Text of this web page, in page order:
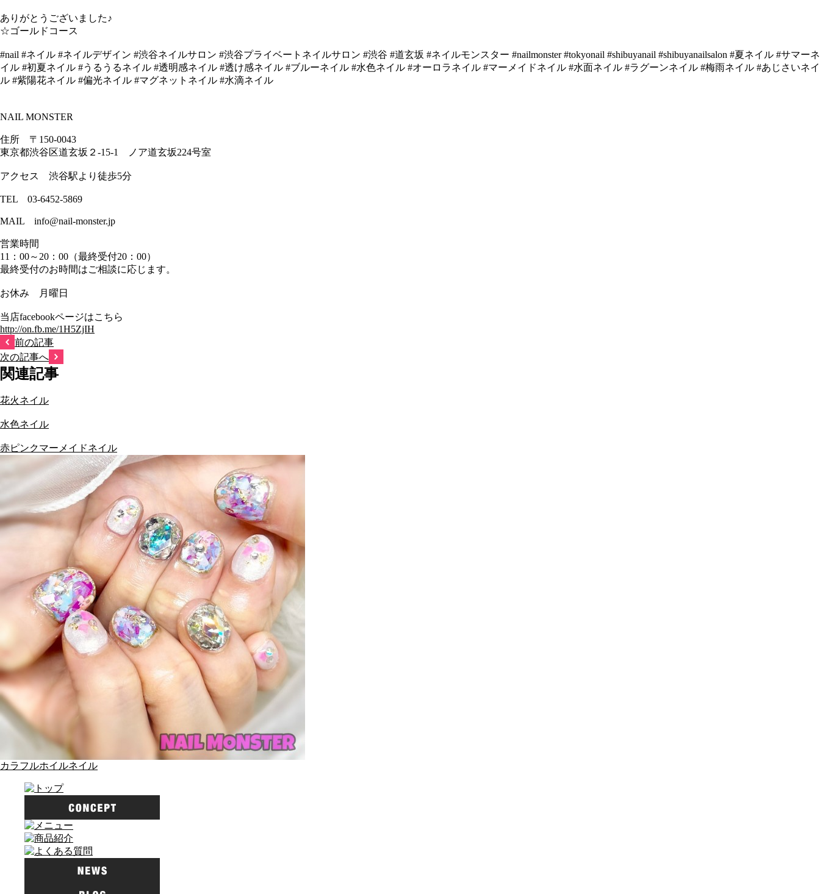
ありがとうございました♪
☆ゴールドコース
#nail #ネイル #ネイルデザイン #渋谷ネイルサロン #渋谷プライベートネイルサロン #渋谷 #道玄坂 #ネイルモンスター #nailmonster #tokyonail #shibuyanail #shibuyanailsalon #夏ネイル #サマーネ
イル #初夏ネイル #うるうるネイル #透明感ネイル #透け感ネイル #ブルーネイル #水色ネイル #オーロラネイル #マーメイドネイル #水面ネイル #ラグーンネイル #梅雨ネイル #あじさいネイ
ル #紫陽花ネイル #偏光ネイル #マグネットネイル #水滴ネイル
NAIL MONSTER
住所 〒150-0043
東京都渋谷区道玄坂２-15-1 ノア道玄坂224号室
アクセス 渋谷駅より徒歩5分
TEL 03-6452-5869
MAIL info@nail-monster.jp
営業時間
11：00～20：00（最終受付20：00）
最終受付のお時間はご相談に応じます。
お休み 月曜日
当店facebookページはこちら
http://on.fb.me/1H5ZjIH
前の記事
次の記事へ
関連記事
花火ネイル
水色ネイル
赤ピンクマーメイドネイル
カラフルホイルネイル